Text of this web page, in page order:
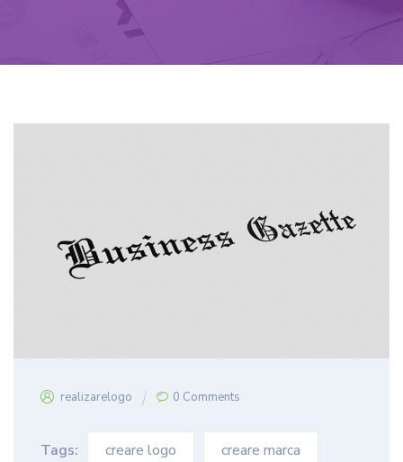
realizarelogo 0 Comments
Tags: creare logo creare marca